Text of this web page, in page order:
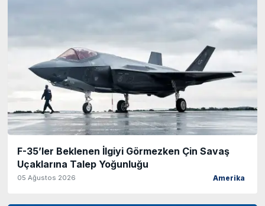
F-35’ler Beklenen İlgiyi Görmezken Çin Savaş
Uçaklarına Talep Yoğunluğu
05 Ağustos 2026 Amerika